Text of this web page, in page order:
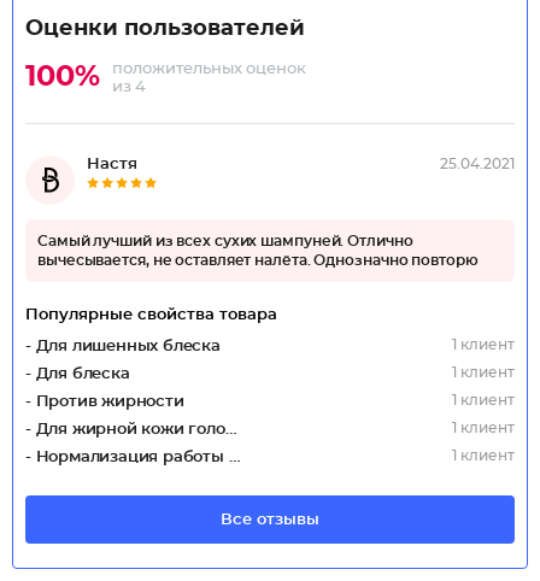
Оценки пользователей
100%
положительных оценок
из 4
Настя 25.04.2021
Самый лучший из всех сухих шампуней. Отлично
вычесывается, не оставляет налёта. Однозначно повторю
Популярные свойства товара
- Для лишенных блеска
1 клиент
- Для блеска 1 клиент
- Против жирности 1 клиент
- Для жирной кожи головы 1 клиент
- Нормализация работы сальных желез 1 клиент
Все отзывы